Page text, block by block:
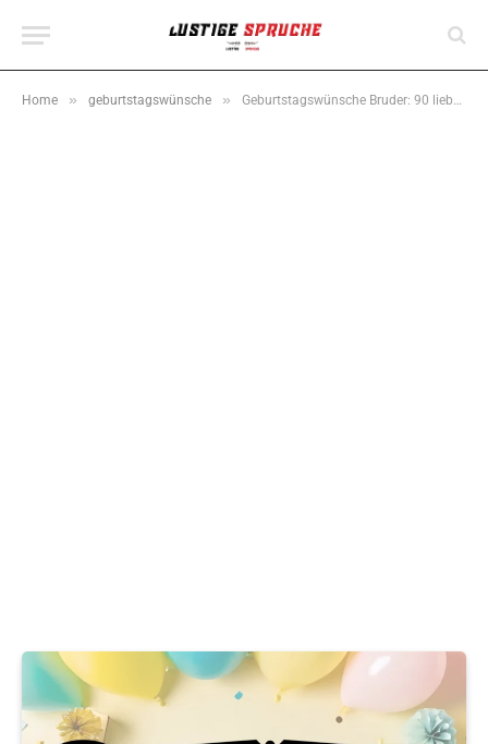
Home » geburtstagswünsche » Geburtstagswünsche Bruder: 90 liebevolle, lustige & kurze Sprüche